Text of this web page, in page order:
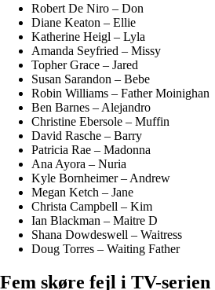
Robert De Niro – Don
Diane Keaton – Ellie
Katherine Heigl – Lyla
Amanda Seyfried – Missy
Topher Grace – Jared
Susan Sarandon – Bebe
Robin Williams – Father Moinighan
Ben Barnes – Alejandro
Christine Ebersole – Muffin
David Rasche – Barry
Patricia Rae – Madonna
Ana Ayora – Nuria
Kyle Bornheimer – Andrew
Megan Ketch – Jane
Christa Campbell – Kim
Ian Blackman – Maitre D
Shana Dowdeswell – Waitress
Doug Torres – Waiting Father
Fem skøre fejl i TV-serien